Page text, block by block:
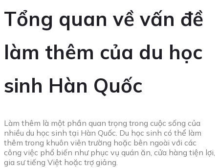
Tổng quan về vấn đề
làm thêm của du học
sinh Hàn Quốc
Làm thêm là một phần quan trọng trong cuộc sống của
nhiều du học sinh tại Hàn Quốc. Du học sinh có thể làm
thêm trong khuôn viên trường hoặc bên ngoài với các
công việc phổ biến như phục vụ quán ăn, cửa hàng tiện lợi,
gia sư tiếng Việt hoặc trợ giảng.